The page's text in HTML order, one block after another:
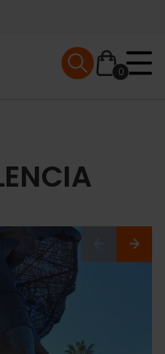
0
Mobile menu